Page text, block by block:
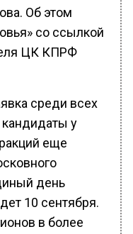
Об этом
со ссылкой
ЦК КПРФ
среди всех
кандидаты у
еще
день
10 сентября.
в более